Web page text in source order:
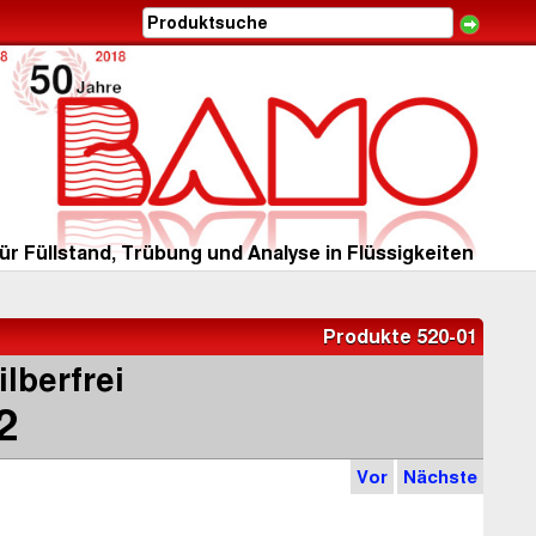
Füllstand, Trübung und Analyse in Flüssigkeiten
Produkte 520-01
Vor Nächste